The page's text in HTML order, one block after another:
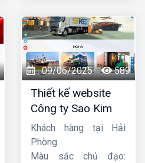
09/06/2025 589
Thiết kế website
Công ty Sao Kim
Khách hàng tại Hải
Phòng
Màu sắc chủ đạo: